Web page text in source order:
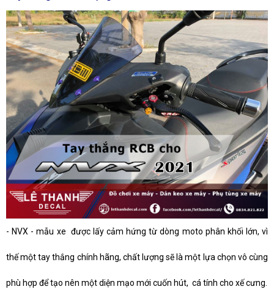
- NVX - mẫu xe được lấy cảm hứng từ dòng moto phân khối lớn, vì
thế một tay thắng chính hãng, chất lượng sẽ là một lựa chọn vô cùng
phù hợp để tạo nên một diện mạo mới cuốn hút, cá tính cho xế cưng.